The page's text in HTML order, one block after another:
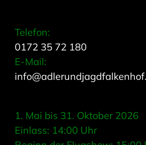
Telefon:
0172 35 72 180
E-Mail:
1. Mai bis 31. Oktober 2026
Einlass: 14:00 Uhr